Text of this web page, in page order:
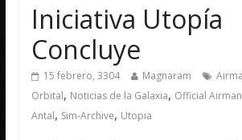
Iniciativa Utopía
Concluye
15 febrero, 3304 Magnaram
Orbital, Noticias de la Galaxia, Official
Antal, Sim-Archive, Utopia